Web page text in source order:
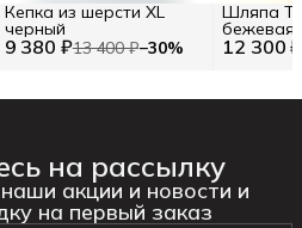
9 380 ₽13 400 ₽−30%
Кепка из шерсти XL
черный
12 300 ₽
Шляпа
бежевая
на рассылку
акции и новости и
на первый заказ